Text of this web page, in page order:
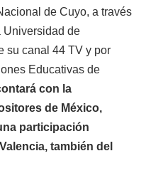
de Cuyo, a través
Universidad de
su canal 44 TV y por
Educativas de
con la
de México,
participación
también del